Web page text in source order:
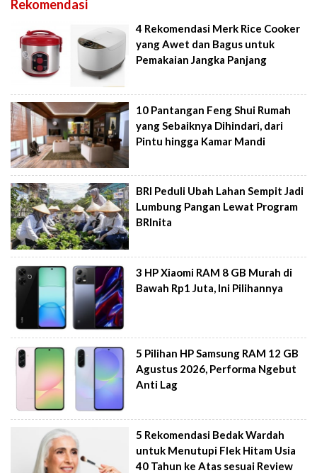
Rekomendasi
4 Rekomendasi Merk Rice Cooker
yang Awet dan Bagus untuk
Pemakaian Jangka Panjang
10 Pantangan Feng Shui Rumah
yang Sebaiknya Dihindari, dari
Pintu hingga Kamar Mandi
BRI Peduli Ubah Lahan Sempit Jadi
Lumbung Pangan Lewat Program
BRInita
3 HP Xiaomi RAM 8 GB Murah di
Bawah Rp1 Juta, Ini Pilihannya
5 Pilihan HP Samsung RAM 12 GB
Agustus 2026, Performa Ngebut
Anti Lag
5 Rekomendasi Bedak Wardah
untuk Menutupi Flek Hitam Usia
40 Tahun ke Atas sesuai Review